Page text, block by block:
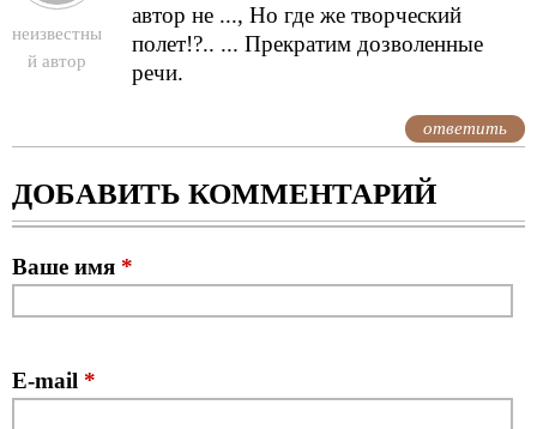
неизвестны
й автор
автор не ..., Но где же творческий
полет!?.. ... Прекратим дозволенные
речи.
ответить
ДОБАВИТЬ КОММЕНТАРИЙ
Ваше имя *
E-mail *